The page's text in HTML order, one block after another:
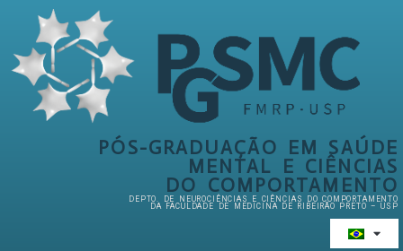
PÓS-GRADUAÇÃO EM SAÚDE
MENTAL E CIÊNCIAS
DO COMPORTAMENTO
DEPTO. DE NEUROCIÊNCIAS E CIÊNCIAS DO COMPORTAMENTO
DA FACULDADE DE MEDICINA DE RIBEIRÃO PRETO – USP